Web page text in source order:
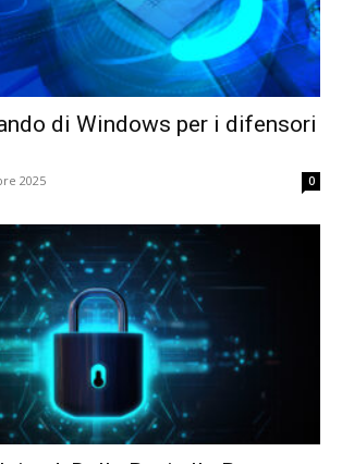
di Windows per i difensori
2025 0